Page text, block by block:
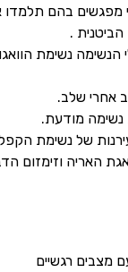
.
נשימת
אחרי שלב.
נשימה מודעת.
של נשימת
האריה וזימזום
מצבים רגשיים